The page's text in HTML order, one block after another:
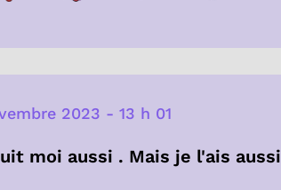
2023 - 13 h 01
moi aussi . Mais je l'ais